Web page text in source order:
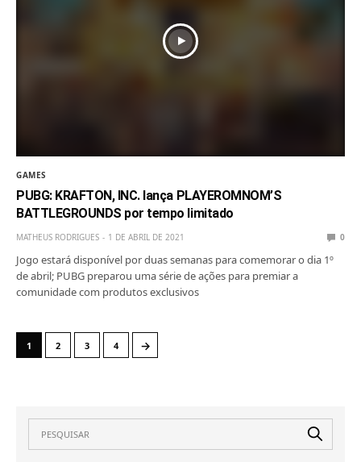
GAMES
PUBG: KRAFTON, INC. lança PLAYEROMNOM’S
BATTLEGROUNDS por tempo limitado
MATHEUS RODRIGUES 1 DE ABRIL DE 2021 0
Jogo estará disponível por duas semanas para comemorar o dia 1º
de abril; PUBG preparou uma série de ações para premiar a
comunidade com produtos exclusivos
1 2 3 4 →